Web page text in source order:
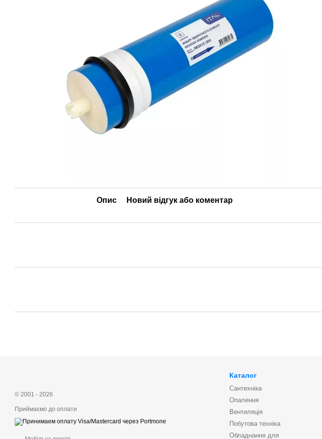
Опис Новий відгук або коментар
© 2001 - 2026
Приймаємо до оплати
Каталог
Сантехніка
Опалення
Вентиляція
Побутова техніка
Обладнання для